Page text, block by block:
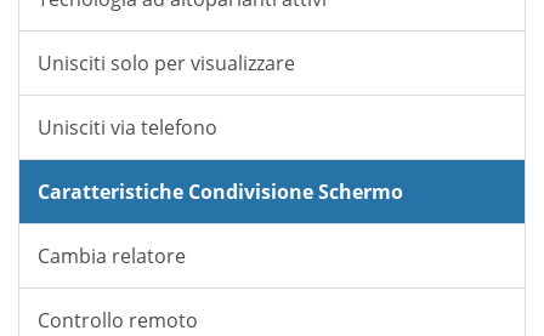
Unisciti solo per visualizzare
Unisciti via telefono
Caratteristiche Condivisione Schermo
Cambia relatore
Controllo remoto